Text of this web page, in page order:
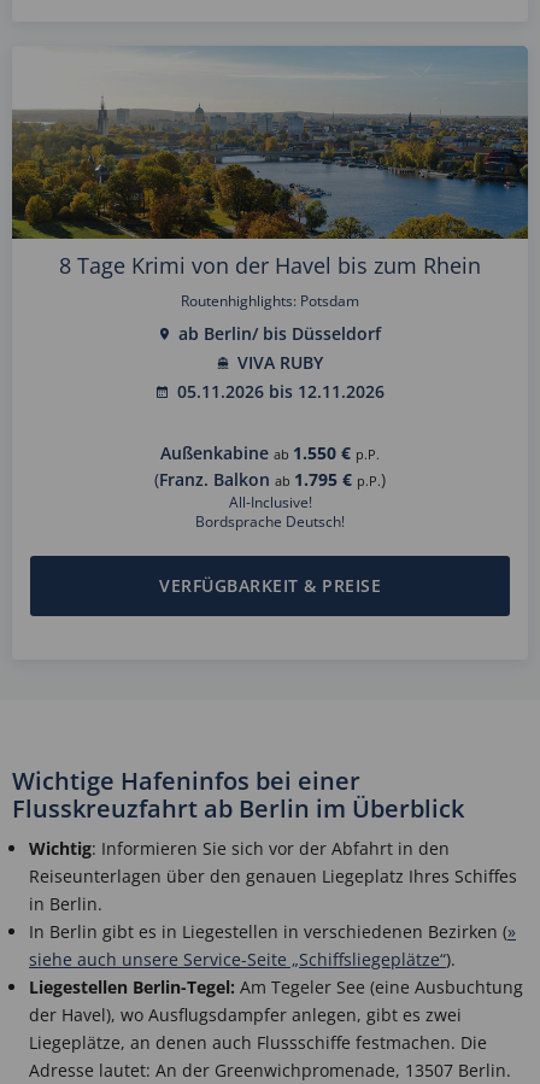
8 Tage Krimi von der Havel bis zum Rhein
Routenhighlights: Potsdam
ab Berlin/ bis Düsseldorf
VIVA RUBY
05.11.2026 bis 12.11.2026
Außenkabine ab 1.550 € p.P.
(Franz. Balkon ab 1.795 € p.P.)
All-Inclusive!
Bordsprache Deutsch!
VERFÜGBARKEIT & PREISE
Wichtige Hafeninfos bei einer
Flusskreuzfahrt ab Berlin im Überblick
Wichtig: Informieren Sie sich vor der Abfahrt in den
Reiseunterlagen über den genauen Liegeplatz Ihres Schiffes
in Berlin.
In Berlin gibt es in Liegestellen in verschiedenen Bezirken (»
siehe auch unsere Service-Seite „Schiffsliegeplätze“).
Liegestellen Berlin-Tegel: Am Tegeler See (eine Ausbuchtung
der Havel), wo Ausflugsdampfer anlegen, gibt es zwei
Liegeplätze, an denen auch Flussschiffe festmachen. Die
Adresse lautet: An der Greenwichpromenade, 13507 Berlin.